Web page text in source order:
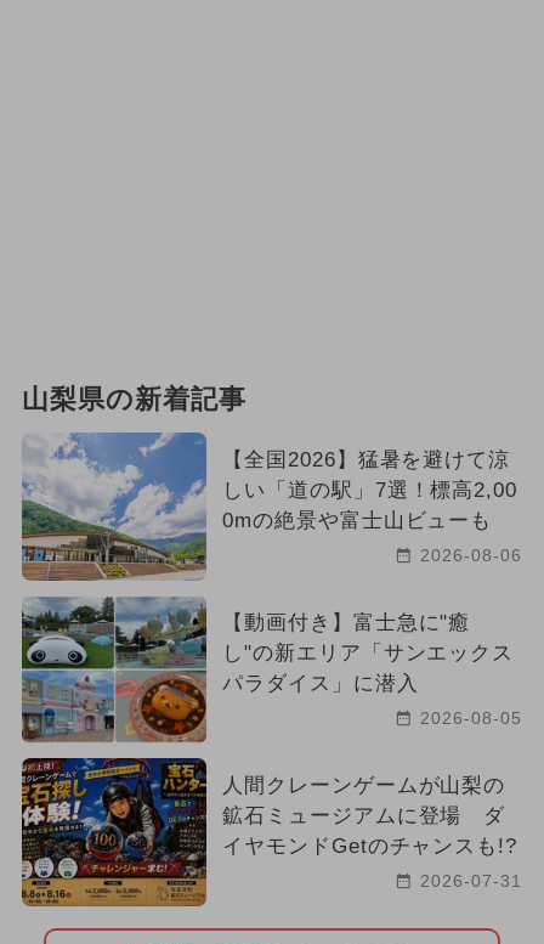
山梨県の新着記事
【全国2026】猛暑を避けて涼
しい「道の駅」7選！標高2,00
0mの絶景や富士山ビューも
2026-08-06
【動画付き】富士急に"癒
し"の新エリア「サンエックス
パラダイス」に潜入
2026-08-05
人間クレーンゲームが山梨の
鉱石ミュージアムに登場 ダ
イヤモンドGetのチャンスも!?
2026-07-31